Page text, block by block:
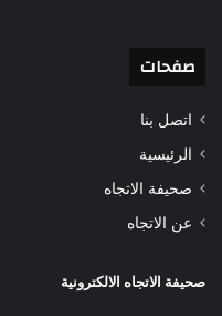
صفحات
اتصل بنا
الرئيسية
صحيفة الاتجاه
عن الاتجاه
صحيفة الاتجاه الالكترونية